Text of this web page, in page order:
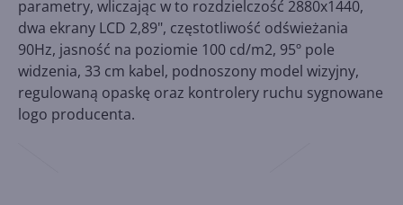
parametry, wliczając w to rozdzielczość 2880x1440,
dwa ekrany LCD 2,89", częstotliwość odświeżania
90Hz, jasność na poziomie 100 cd/m2, 95º pole
widzenia, 33 cm kabel, podnoszony model wizyjny,
regulowaną opaskę oraz kontrolery ruchu sygnowane
logo producenta.